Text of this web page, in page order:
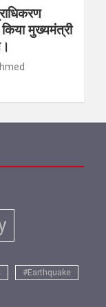
मुख्यमंत्री
#Earthquake